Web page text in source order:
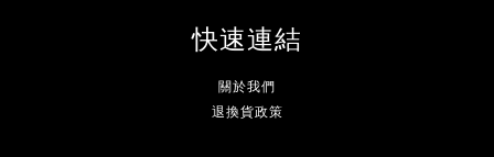
快速連結
關於我們
退換貨政策